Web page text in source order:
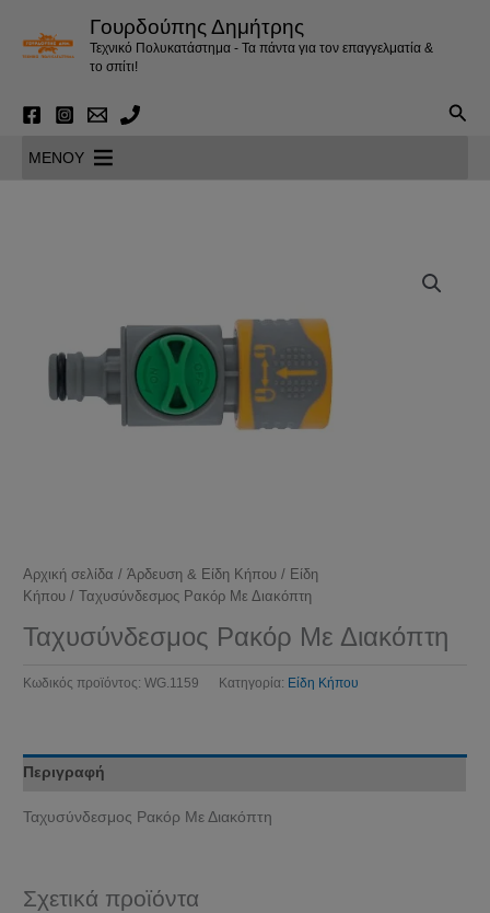
περιεχόμενο
Γουρδούπης Δημήτρης
Τεχνικό Πολυκατάστημα - Τα πάντα για τον επαγγελματία &
το σπίτι!
MENOY
Αρχική σελίδα /Άρδευση & Είδη Κήπου / Είδη
Κήπου / Ταχυσύνδεσμος Ρακόρ Με Διακόπτη
Ταχυσύνδεσμος Ρακόρ Με Διακόπτη
Κωδικός προϊόντος:WG.1159 Κατηγορία: Είδη Κήπου
Περιγραφή
Ταχυσύνδεσμος Ρακόρ Με Διακόπτη
Σχετικά προϊόντα